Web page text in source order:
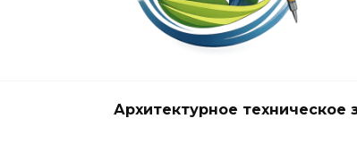
Архитектурное техническое